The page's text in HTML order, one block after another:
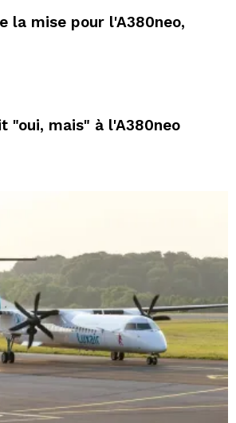
la mise pour l'A380neo,
"oui, mais" à l'A380neo